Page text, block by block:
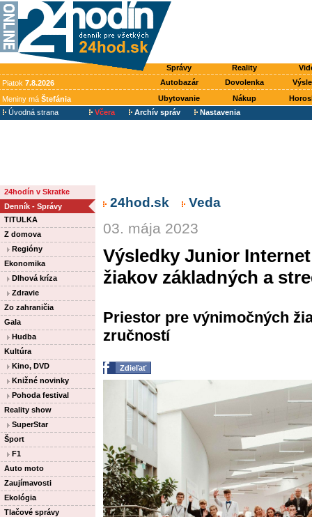
Správy Reality
Piatok 7.8.2026 Autobazár Dovolenka
Meniny má Štefánia Ubytovanie Nákup
Úvodná strana
Včera Archív správ Nastavenia
24hodín v Skratke
Denník - Správy
TITULKA
Z domova
Regióny
Ekonomika
Dlhová kríza
Zdravie
Zo zahraničia
Gala
Hudba
Kultúra
Kino, DVD
Knižné novinky
Pohoda festival
Reality show
SuperStar
Šport
F1
Auto moto
Zaujímavosti
Ekológia
Tlačové správy
24hod.sk Veda
03. mája 2023
Výsledky Junior
žiakov základných a
Priestor pre výnimočných
zručností
Zdieľať